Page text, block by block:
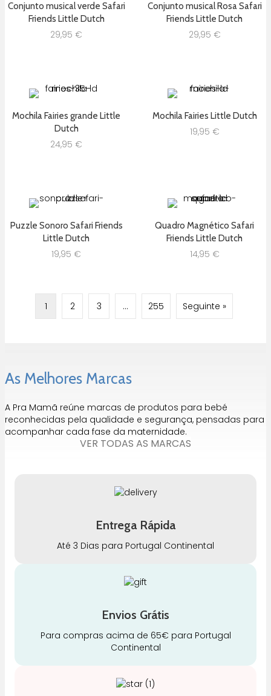
Conjunto musical verde Safari
Friends Little Dutch
29,95 €
Conjunto musical Rosa Safari
Friends Little Dutch
29,95 €
Mochila Fairies grande Little
Dutch
24,95 €
Mochila Fairies Little Dutch
19,95 €
Puzzle Sonoro Safari Friends
Little Dutch
19,95 €
Quadro Magnético Safari
Friends Little Dutch
14,95 €
1 2 3 … 255 Seguinte »
As Melhores Marcas
A Pra Mamã reúne marcas de produtos para bebé
reconhecidas pela qualidade e segurança, pensadas para
acompanhar cada fase da maternidade.
VER TODAS AS MARCAS
Entrega Rápida
Até 3 Dias para Portugal Continental
Envios Grátis
Para compras acima de 65€ para Portugal
Continental